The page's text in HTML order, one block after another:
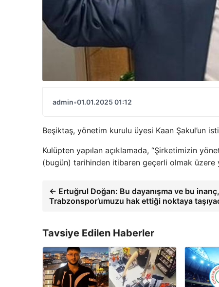
admin•01.01.2025 01:12
Beşiktaş, yönetim kurulu üyesi Kaan Şakul’un
Kulüpten yapılan açıklamada, “Şirketimizin
(bugün) tarihinden itibaren geçerli olmak
← Ertuğrul Doğan: Bu dayanışma ve bu inanç,
Trabzonspor’umuzu hak ettiği noktaya
Tavsiye Edilen Haberler